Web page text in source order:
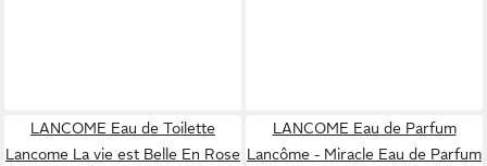
LANCOME Eau de Toilette
Lancome La vie est Belle En Rose
LANCOME Eau de Parfum
Lancôme - Miracle Eau de Parfum